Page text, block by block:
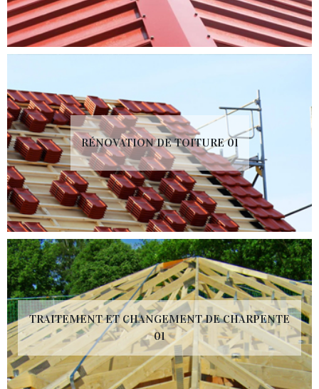
RÉNOVATION DE TOITURE 01
TRAITEMENT ET CHANGEMENT DE CHARPENTE
01